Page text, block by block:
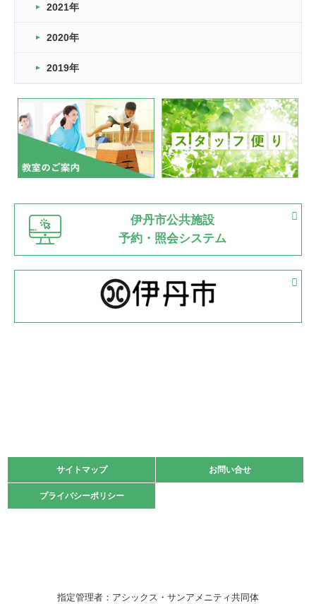
緑ケ丘体育館
2022.11.03
緑ケ丘体育館
いたっぼーる大会☆彡
緑ケ丘体育館
2022.07.03
市内総合体育大会が開始
緑ケ丘体育館 猪名川運動広場
古池運動広場
2022.06.12
県知事杯争奪バレーボール大会が開催
緑ケ丘体育館
2022.05.05
体育協会長杯 バドミントン競技の部
2022.05.22
緑ケ丘体育館
2021.10.23
卓球選手権大会ラージボールの部開催☆
2021年
2020年
2019年
伊丹市公共施設
予約・照会システム
サイトマップ お問い合せ
プライバシーポリシー
サイトマップ お問い合せ
プライバシーポリシー
指定管理者：アシックス・サンアメニティ共同体